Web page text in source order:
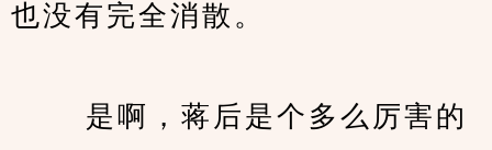
也没有完全消散。
是啊，蒋后是个多么厉害的